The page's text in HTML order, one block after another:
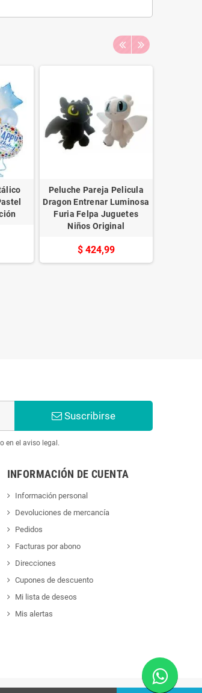
Peluche Pareja Pelicula
Dragon Entrenar Luminosa
Furia Felpa Juguetes
Niños Original
$ 424,99
Suscribirse
en el aviso legal.
INFORMACIÓN DE CUENTA
Información personal
Devoluciones de mercancía
Pedidos
Facturas por abono
Direcciones
Cupones de descuento
Mi lista de deseos
Mis alertas